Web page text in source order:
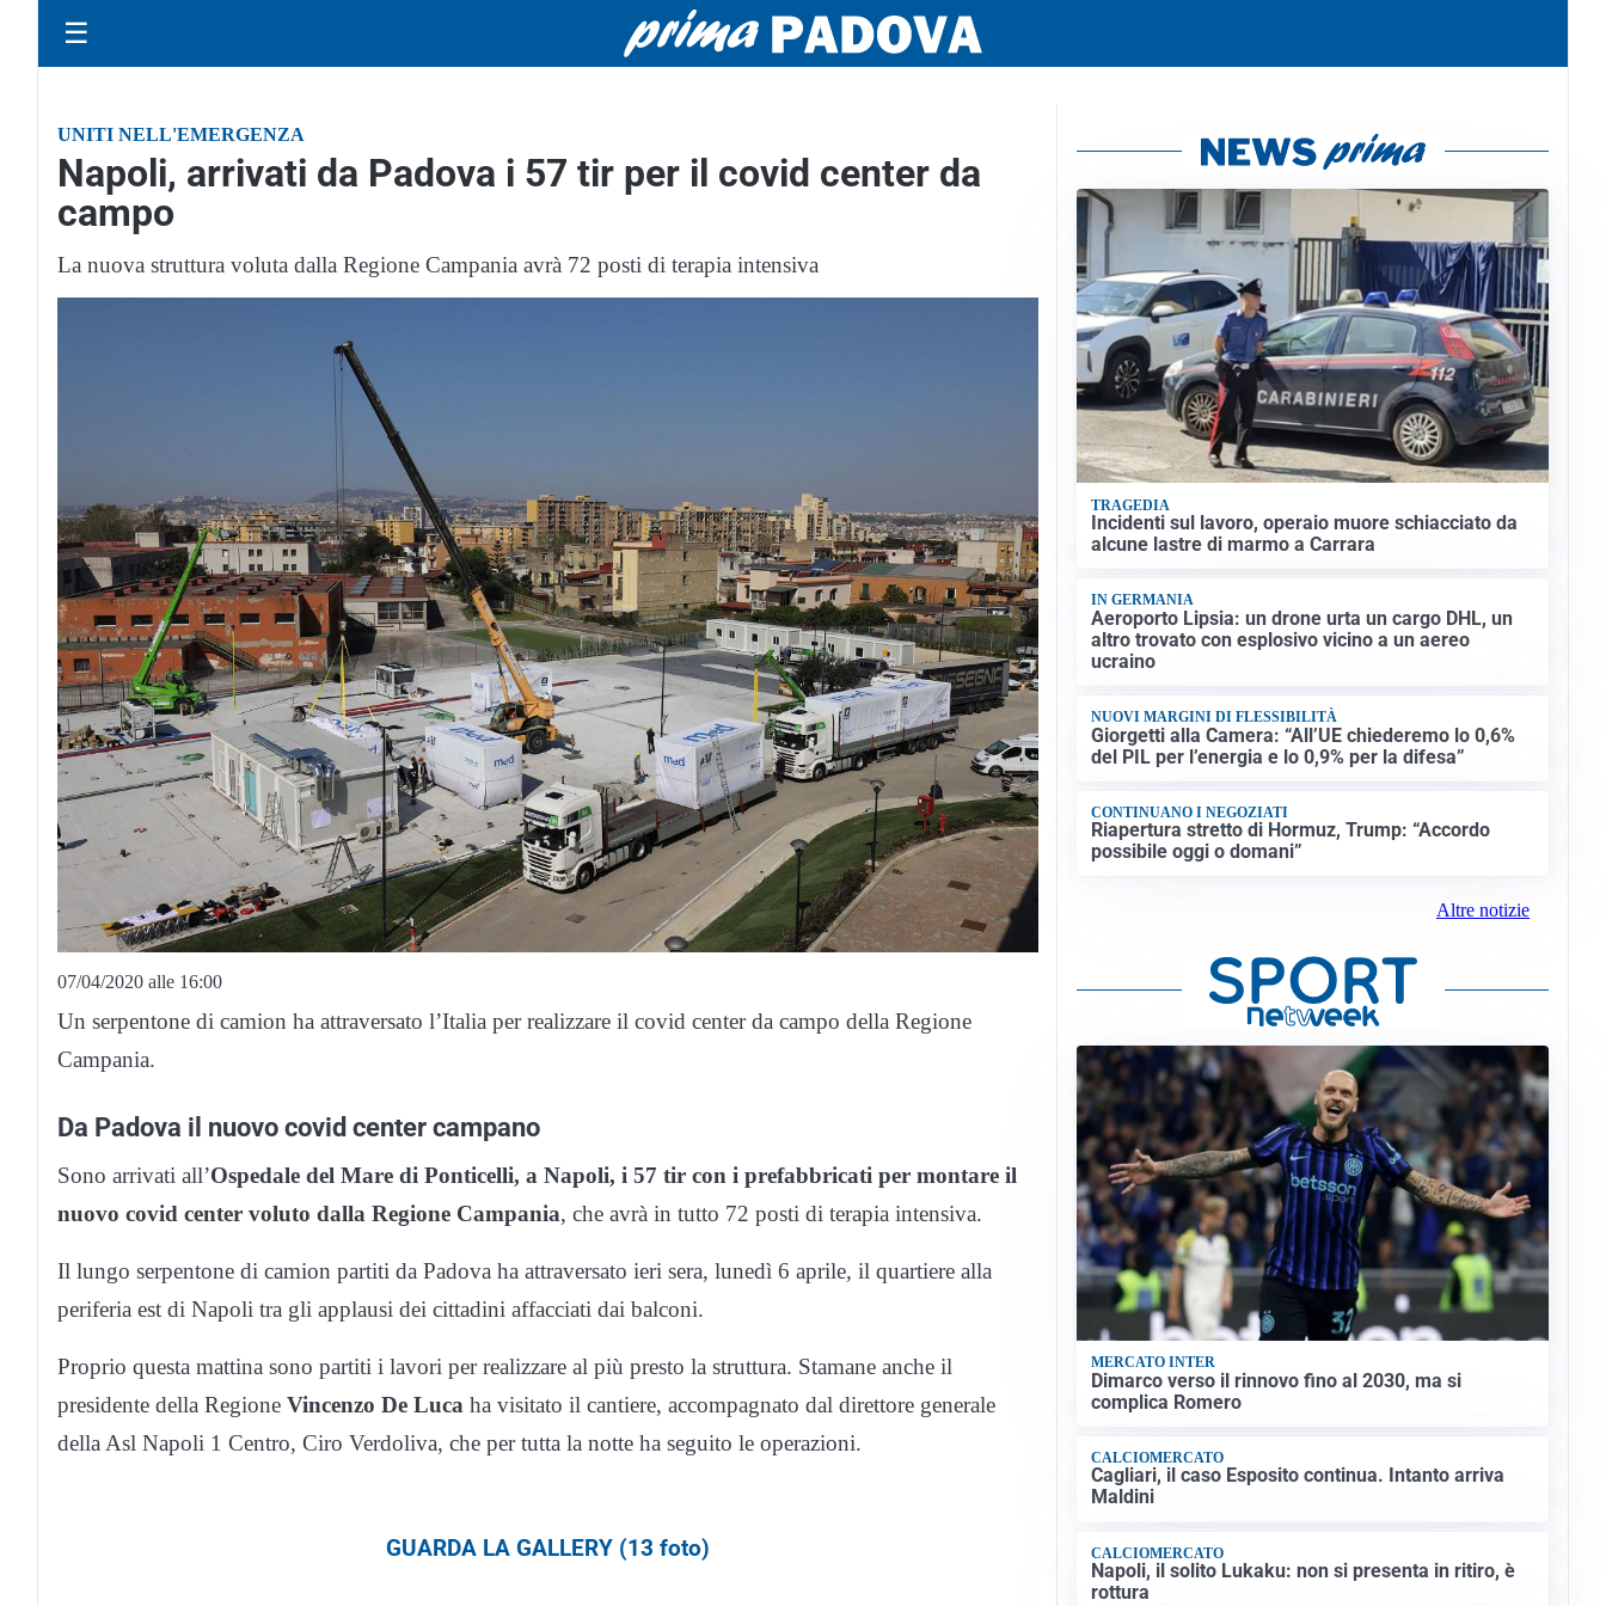
☰
UNITI NELL'EMERGENZA
Napoli, arrivati da Padova i 57 tir per il covid center da
campo
La nuova struttura voluta dalla Regione Campania avrà 72 posti di terapia intensiva
07/04/2020 alle 16:00
Un serpentone di camion ha attraversato l’Italia per realizzare il covid center da campo della Regione
Campania.
Da Padova il nuovo covid center campano
Sono arrivati all’Ospedale del Mare di Ponticelli, a Napoli, i 57 tir con i prefabbricati per montare il
nuovo covid center voluto dalla Regione Campania, che avrà in tutto 72 posti di terapia intensiva.
Il lungo serpentone di camion partiti da Padova ha attraversato ieri sera, lunedì 6 aprile, il quartiere alla
periferia est di Napoli tra gli applausi dei cittadini affacciati dai balconi.
Proprio questa mattina sono partiti i lavori per realizzare al più presto la struttura. Stamane anche il
presidente della Regione Vincenzo De Luca ha visitato il cantiere, accompagnato dal direttore generale
della Asl Napoli 1 Centro, Ciro Verdoliva, che per tutta la notte ha seguito le operazioni.
GUARDA LA GALLERY (13 foto)
TRAGEDIA
Incidenti sul lavoro, operaio muore schiacciato da
alcune lastre di marmo a Carrara
IN GERMANIA
Aeroporto Lipsia: un drone urta un cargo DHL, un
altro trovato con esplosivo vicino a un aereo
ucraino
NUOVI MARGINI DI FLESSIBILITÀ
Giorgetti alla Camera: “All’UE chiederemo lo 0,6%
del PIL per l’energia e lo 0,9% per la difesa”
CONTINUANO I NEGOZIATI
Riapertura stretto di Hormuz, Trump: “Accordo
possibile oggi o domani”
Altre notizie
MERCATO INTER
Dimarco verso il rinnovo fino al 2030, ma si
complica Romero
CALCIOMERCATO
Cagliari, il caso Esposito continua. Intanto arriva
Maldini
CALCIOMERCATO
Napoli, il solito Lukaku: non si presenta in ritiro, è
rottura